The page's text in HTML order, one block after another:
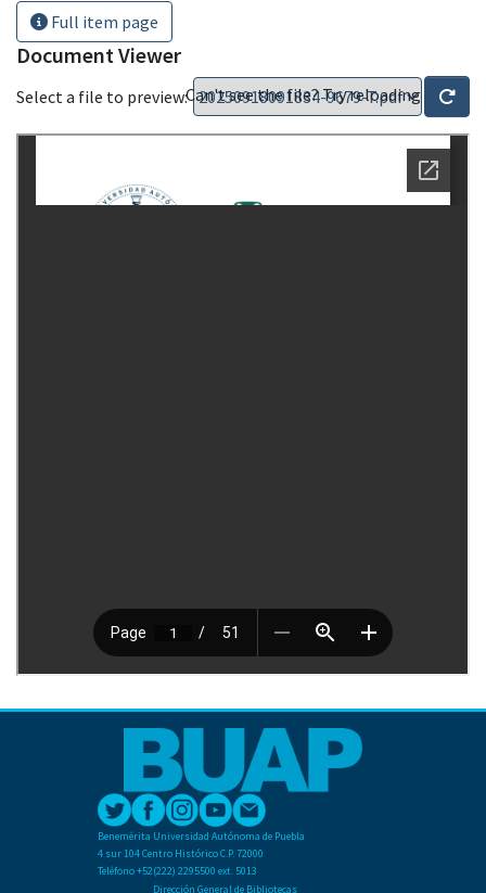
Full item page
Document Viewer
Select a file to preview:Can't see the file? Try reloading
Benemérita Universidad Autónoma de Puebla
4 sur 104 Centro Histórico C.P. 72000
Teléfono +52(222) 2295500 ext. 5013
Dirección General de Bibliotecas